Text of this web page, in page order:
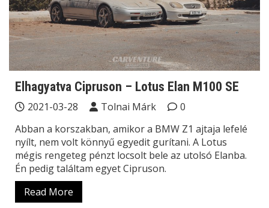
Elhagyatva Cipruson – Lotus Elan M100 SE
2021-03-28 Tolnai Márk
0
Abban a korszakban, amikor a BMW Z1 ajtaja lefelé
nyílt, nem volt könnyű egyedit gurítani. A Lotus
mégis rengeteg pénzt locsolt bele az utolsó Elanba.
Én pedig találtam egyet Cipruson.
Read More